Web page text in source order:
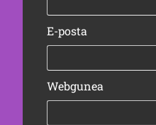
E-posta
Webgunea